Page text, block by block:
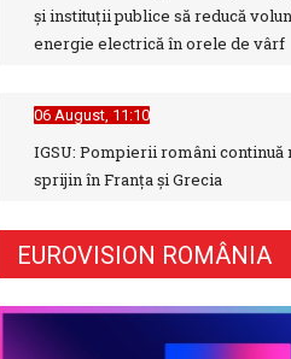
și instituții publice să reducă
energie electrică în orele de vârf
06 August, 11:10
IGSU: Pompierii români continuă
sprijin în Franţa şi Grecia
EUROVISION ROMÂNIA